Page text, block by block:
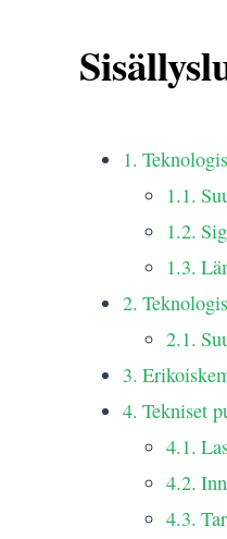
Tekniset